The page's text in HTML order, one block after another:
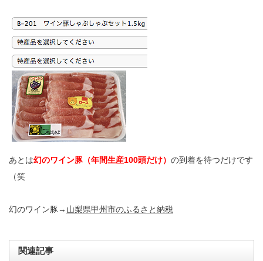
あとは幻のワイン豚（年間生産100頭だけ） の到着を待つだけです
（笑
幻のワイン豚→ 山梨県甲州市のふるさと納税
関連記事